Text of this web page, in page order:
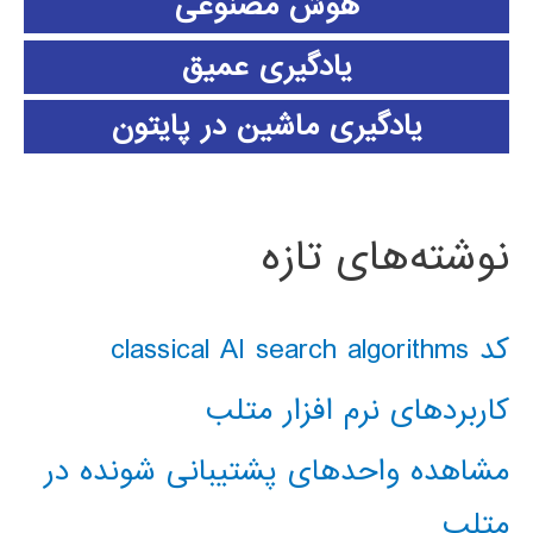
یادگیری عمیق
یادگیری ماشین در پایتون
نوشته‌های تازه
کد classical AI search algorithms
کاربردهای نرم افزار متلب
مشاهده واحدهای پشتیبانی شونده در